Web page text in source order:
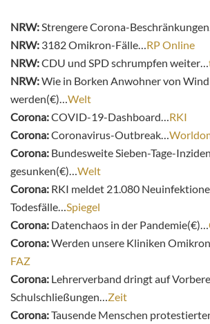
NRW:Strengere Corona-
NRW: 3182 Omikron-Fälle…RP Online
NRW:CDU und SPD schrumpfen weiter…
NRW:Wie in Borken Anwohner von
werden(€)…Welt
Corona:COVID-19-Dashboard…RKI
Corona:Coronavirus-Outbreak…
Corona: Bundesweite Sieben-Tage-
gesunken(€)…Welt
Corona: RKI meldet 21.080
Todesfälle…Spiegel
Corona: Datenchaos in der Pandemie(€)…
Corona:Werden unsere Kliniken
FAZ
Corona: Lehrerverband dringt auf
Schulschließungen…Zeit
Corona:Tausende Menschen